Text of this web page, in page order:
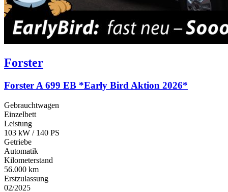
Forster
Forster A 699 EB *Early Bird Aktion 2026*
Gebrauchtwagen
Einzelbett
Leistung
103 kW / 140 PS
Getriebe
Automatik
Kilometerstand
56.000 km
Erstzulassung
02/2025